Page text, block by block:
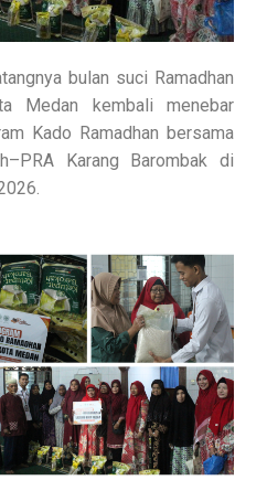
bulan suci Ramadhan
Medan kembali menebar
Kado Ramadhan bersama
Karang Barombak di